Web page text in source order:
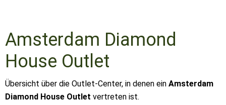
Amsterdam Diamond
House Outlet
Übersicht über die Outlet-Center, in denen ein Amsterdam
Diamond House Outlet vertreten ist.